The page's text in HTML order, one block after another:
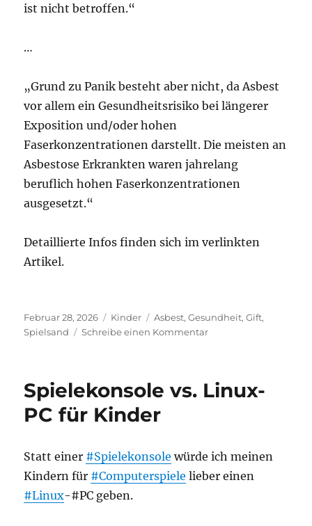
ist nicht betroffen.“
…
„Grund zu Panik besteht aber nicht, da Asbest
vor allem ein Gesundheitsrisiko bei längerer
Exposition und/oder hohen
Faserkonzentrationen darstellt. Die meisten an
Asbestose Erkrankten waren jahrelang
beruflich hohen Faserkonzentrationen
ausgesetzt.“
Detaillierte Infos finden sich im verlinkten
Artikel.
Veröffentlicht
am
Februar 28, 2026 Kategorien
Kinder Schlagwörter
Asbest,Gesundheit,Gift,
Spielsand
Schreibe einen Kommentarzu
Asbestbelastung
Spielekonsole vs. Linux-
PC für Kinder
Statt einer #Spielekonsole würde ich meinen
Kindern für #Computerspiele lieber einen
#Linux-#PC geben.